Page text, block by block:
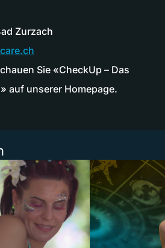
Zurzach
Sie «CheckUp – Das
auf unserer Homepage.